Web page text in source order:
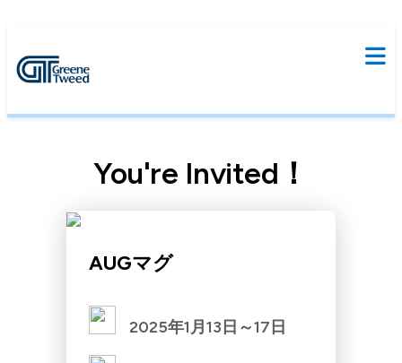
You're Invited！
AUGマグ
2025年1月13日～17日